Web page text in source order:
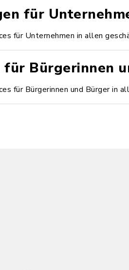
für
für Unternehmen in allen
für Bürgerinnen
für Bürgerinnen und Bürger in